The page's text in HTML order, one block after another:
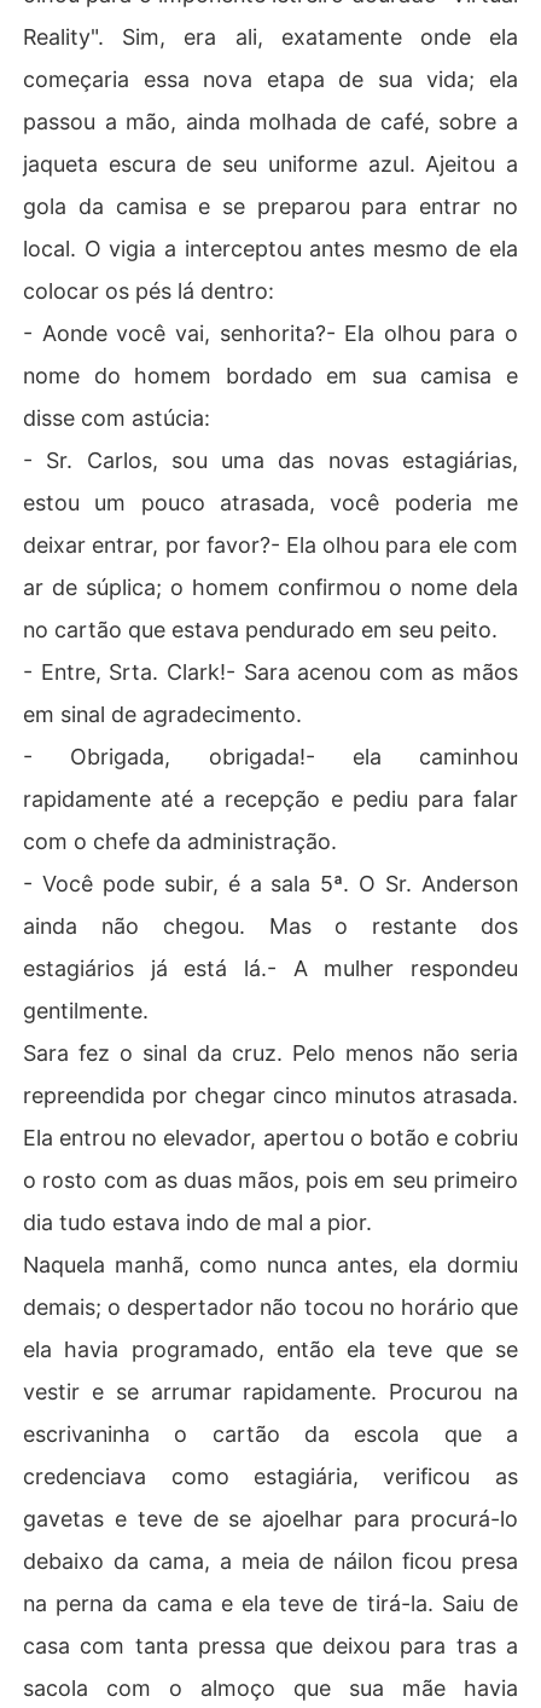
Reality". Sim, era ali, exatamente onde ela
começaria essa nova etapa de sua vida; ela
passou a mão, ainda molhada de café, sobre a
jaqueta escura de seu uniforme azul. Ajeitou a
gola da camisa e se preparou para entrar no
local. O vigia a interceptou antes mesmo de ela
colocar os pés lá dentro:
- Aonde você vai, senhorita?- Ela olhou para o
nome do homem bordado em sua camisa e
disse com astúcia:
- Sr. Carlos, sou uma das novas estagiárias,
estou um pouco atrasada, você poderia me
deixar entrar, por favor?- Ela olhou para ele com
ar de súplica; o homem confirmou o nome dela
no cartão que estava pendurado em seu peito.
- Entre, Srta. Clark!- Sara acenou com as mãos
em sinal de agradecimento.
- Obrigada, obrigada!- ela caminhou
rapidamente até a recepção e pediu para falar
com o chefe da administração.
- Você pode subir, é a sala 5ª. O Sr. Anderson
ainda não chegou. Mas o restante dos
estagiários já está lá.- A mulher respondeu
gentilmente.
Sara fez o sinal da cruz. Pelo menos não seria
repreendida por chegar cinco minutos atrasada.
Ela entrou no elevador, apertou o botão e cobriu
o rosto com as duas mãos, pois em seu primeiro
dia tudo estava indo de mal a pior.
Naquela manhã, como nunca antes, ela dormiu
demais; o despertador não tocou no horário que
ela havia programado, então ela teve que se
vestir e se arrumar rapidamente. Procurou na
escrivaninha o cartão da escola que a
credenciava como estagiária, verificou as
gavetas e teve de se ajoelhar para procurá-lo
debaixo da cama, a meia de náilon ficou presa
na perna da cama e ela teve de tirá-la. Saiu de
casa com tanta pressa que deixou para tras a
sacola com o almoço que sua mãe havia